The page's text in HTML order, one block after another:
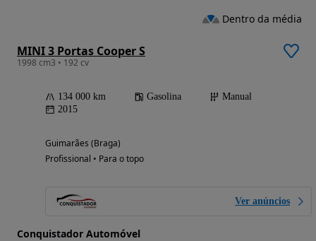
MINI 3 Portas Cooper S
1998 cm3 • 192 cv
134 000 km Gasolina
Manual
2015
Guimarães (Braga)
Profissional • Para o topo
Ver anúncios
Conquistador Automóvel
Dentro da média